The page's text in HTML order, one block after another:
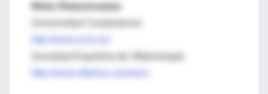
Webs Relacionadas
Sociedad Española de Oftalmología